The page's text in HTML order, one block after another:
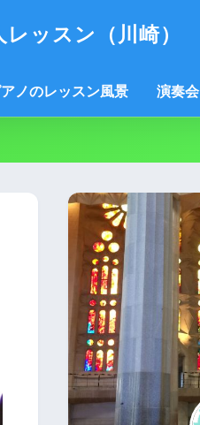
ッスン（川崎）
アノのレッスン風景 演奏会